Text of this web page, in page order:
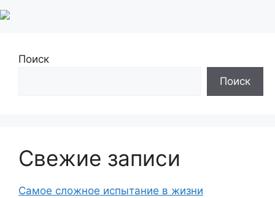
Поиск
Поиск
Свежие записи
Самое сложное испытание в жизни